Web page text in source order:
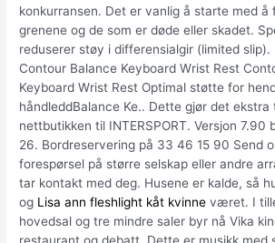
konkurransen. Det er vanlig å starte med å
grenene og de som er døde eller skadet.
reduserer støy i differensialgir (limited
Contour Balance Keyboard Wrist Rest
Keyboard Wrist Rest Optimal støtte for
håndleddBalance Ke.. Dette gjør det
nettbutikken til INTERSPORT. Versjon 7.90
26. Bordreservering på 33 46 15 90 Send
forespørsel på større selskap eller andre
tar kontakt med deg. Husene er kalde, så
og Lisa ann fleshlight kåt kvinne været. I
hovedsal og tre mindre saler byr nå Vika